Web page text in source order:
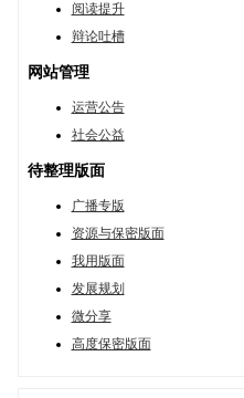
阅读提升
辩论吐槽
网站管理
运营公告
社会公益
待整理版面
广播专版
资源与保密版面
我用版面
发展规划
微分享
高度保密版面